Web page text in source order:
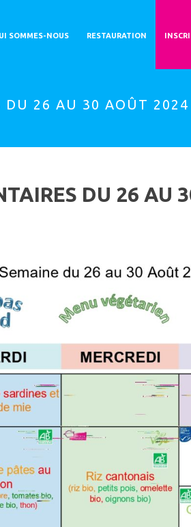
SOMMES-NOUS RESTAURATION
DU 26 AU 30 AOÛT 2024
DU 26 AU